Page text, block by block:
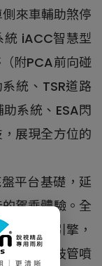
來車輔助煞停
統 iACC智慧型
附PCA前向碰
統、TSR道路
系統、ESA閃
展現全方位的
平台基礎，延
駕乘體驗。全
壓汽油引擎，
術（PFI歧管噴